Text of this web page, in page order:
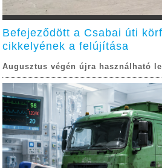
Befejeződött a Csabai úti
cikkelyének a felújítása
Augusztus végén újra használható